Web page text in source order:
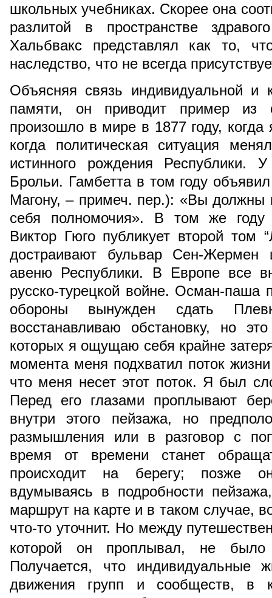
школьных учебниках. Скорее она
разлитой в пространстве
Хальбвакс представлял как то,
наследство, что не всегда
Объясняя связь индивидуальной и
памяти, он приводит пример из
произошло в мире в 1877 году,
когда политическая ситуация
истинного рождения
Брольи. Гамбетта в том году
Магону, – примеч. пер.): «Вы должны
себя полномочия». В том же году
Виктор Гюго публикует второй том
достраивают бульвар Сен-Жермен
авеню Республики. В Европе все
русско-турецкой войне. Осман-паша
обороны вынужден сдать
восстанавливаю обстановку, но
которых я ощущаю себя крайне
момента меня подхватил поток
что меня несет этот поток. Я был
Перед его глазами проплывают
внутри этого пейзажа, но
размышления или в разговор с
время от времени станет
происходит на берегу; позже
вдумываясь в подробности
маршрут на карте и в таком случае,
что-то уточнит. Но между
которой он проплывал, не было
Получается, что индивидуальные
движения групп и сообществ, в